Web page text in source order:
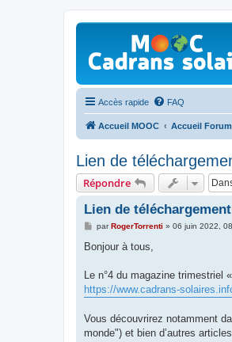
Accès rapide FAQ
Accueil MOOC Accueil Forum
Lien de
Répondre
Lien de
M
s
g
parRogerTorrenti » 06 juin 2022,
Bonjour à tous,
Le n°4 du magazine trimestriel
https://www.cadrans-
Vous découvrirez notamment
monde") et bien d’autres